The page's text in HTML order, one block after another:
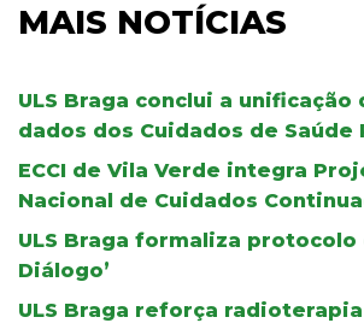
MAIS NOTÍCIAS
ULS Braga conclui a unificação
dados dos Cuidados de Saúde
ECCI de Vila Verde integra
Nacional de Cuidados
ULS Braga formaliza protocolo
Diálogo’
ULS Braga reforça